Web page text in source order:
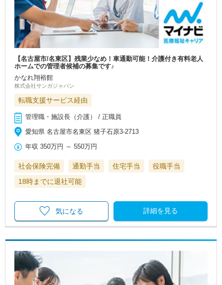
【名古屋市/名東区】残業少なめ！車通勤可能！介護付き有料老人
ホームでの管理者候補の募集です♪
かなれ翔裕館
株式会社サンガジャパン
転職支援サービス経由
管理職・施設長（介護） / 正職員
愛知県 名古屋市名東区 猪子石原3-2713
年収 350万円 ～550万円
社会保険完備 通勤手当 住宅手当
役職手当
18時までに退社可能
詳細を見る
気になる